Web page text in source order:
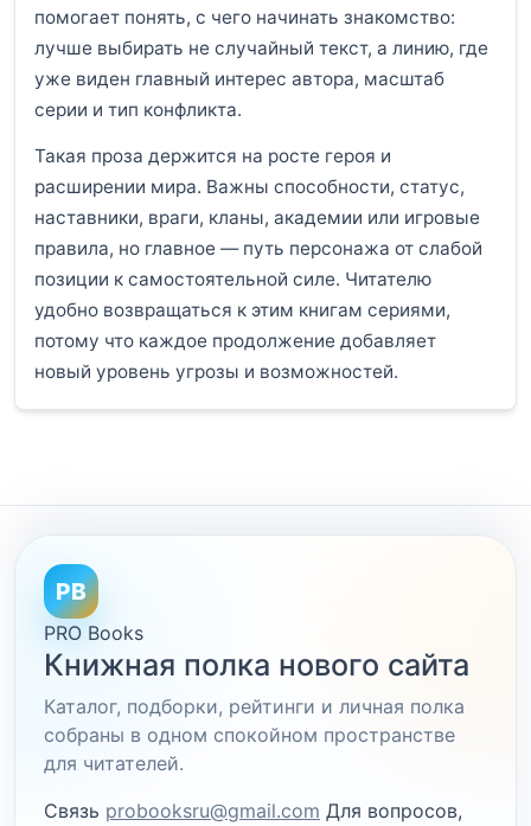
помогает понять, с чего начинать знакомство:
лучше выбирать не случайный текст, а линию, где
уже виден главный интерес автора, масштаб
серии и тип конфликта.
Такая проза держится на росте героя и
расширении мира. Важны способности, статус,
наставники, враги, кланы, академии или игровые
правила, но главное — путь персонажа от слабой
позиции к самостоятельной силе. Читателю
удобно возвращаться к этим книгам сериями,
потому что каждое продолжение добавляет
новый уровень угрозы и возможностей.
PB
PRO Books
Книжная полка нового сайта
Каталог, подборки, рейтинги и личная полка
собраны в одном спокойном пространстве
для читателей.
Связь probooksru@gmail.com Для вопросов,